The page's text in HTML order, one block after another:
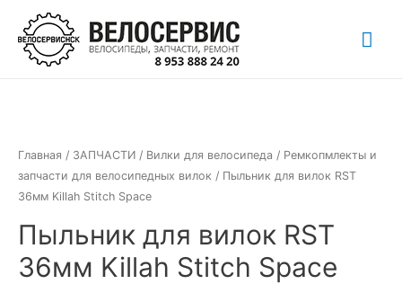
Перейти
содержимому
Главная / ЗАПЧАСТИ / Вилки для велосипеда / Ремкопмлекты и
запчасти для велосипедных вилок / Пыльник для вилок RST
36мм Killah Stitch Space
Пыльник для вилок RST
36мм Killah Stitch Space